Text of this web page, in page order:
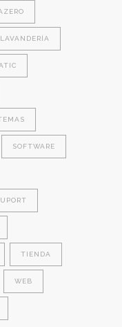
LAVANDERÍA
SOFTWARE
TIENDA
WEB